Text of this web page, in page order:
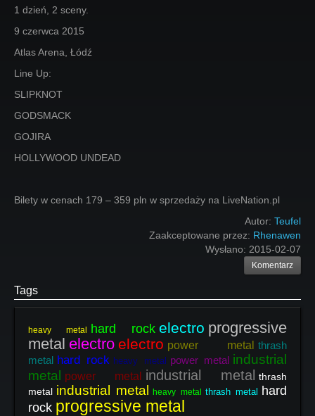
1 dzień, 2 sceny.
9 czerwca 2015
Atlas Arena, Łódź
Line Up:
SLIPKNOT
GODSMACK
GOJIRA
HOLLYWOOD UNDEAD
Bilety w cenach 179 – 359 pln w sprzedaży na LiveNation.pl
Autor: Teufel
Zaakceptowane przez: Rhenawen
Wysłano: 2015-02-07
Komentarz
Tags
heavy metal hard rock electro progressive
metal electro electro power metal thrash
metal hard rock heavy metal power metal industrial
metal
power metal industrial metal thrash
metal industrial metal heavy metal thrash metal hard
rock progressive metal